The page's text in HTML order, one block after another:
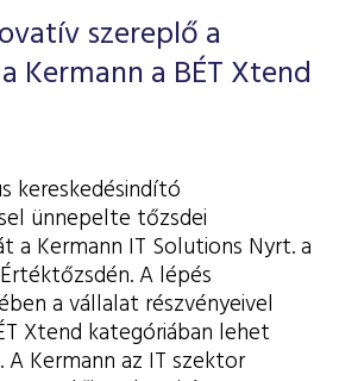
szereplő a
Kermann a BÉT Xtend
kereskedésindító
ünnepelte tőzsdei
a Kermann IT Solutions Nyrt. a
A lépés
a vállalat részvényeivel
Xtend kategóriában lehet
A Kermann az IT szektor